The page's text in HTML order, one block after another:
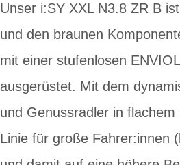
Unser i:SY XXL N3.8 ZR B
und den braunen
mit einer stufenlosen
ausgerüstet. Mit dem
und Genussradler in
Linie für große Fahrer:innen